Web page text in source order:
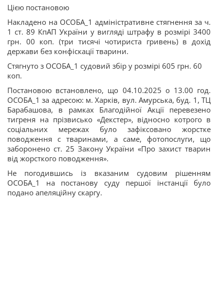
Цією постановою
Накладено на ОСОБА_1 адміністративне стягнення за ч.
1 ст. 89 КпАП України у вигляді штрафу в розмірі 3400
грн. 00 коп. (три тисячі чотириста гривень) в дохід
держави без конфіскації тварини.
Стягнуто з ОСОБА_1 судовий збір у розмірі 605 грн. 60
коп.
Постановою встановлено, що 04.10.2025 о 13.00 год.
ОСОБА_1 за адресою: м. Харків, вул. Амурська, буд. 1, ТЦ
Барабашова, в рамках Благодійної Акції перевезено
тигреня на прізвисько «Декстер», відносно котрого в
соціальних мережах було зафіксовано жорстке
поводження с тваринами, а саме, фотопослуги, що
заборонено ст. 25 Закону України «Про захист тварин
від жорсткого поводження».
Не погодившись із вказаним судовим рішенням
ОСОБА_1 на постанову суду першої інстанції було
подано апеляційну скаргу.